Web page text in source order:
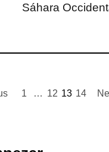
Sáhara
1 … 12 13 14